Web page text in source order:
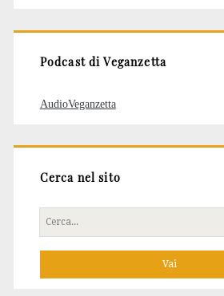
Podcast di Veganzetta
AudioVeganzetta
Cerca nel sito
Cerca
per: